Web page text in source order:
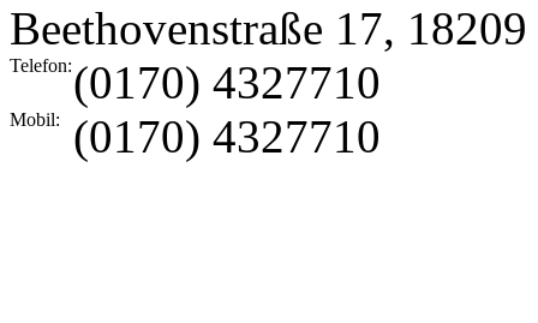
Beethovenstraße 17, 18209
Telefon:(0170) 4327710
Mobil: (0170) 4327710